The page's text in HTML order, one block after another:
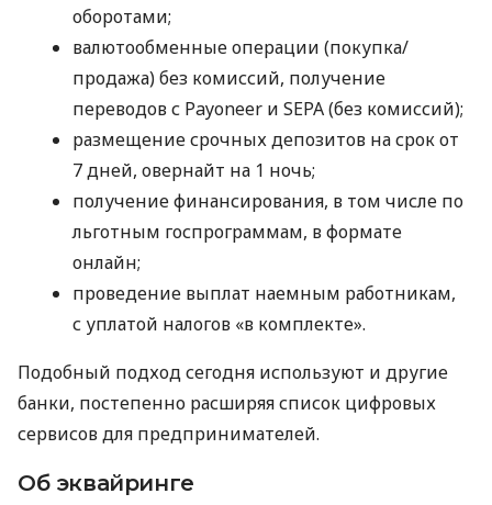
оборотами;
валютообменные операции (покупка/
продажа) без комиссий, получение
переводов с Payoneer и SEPA (без комиссий);
размещение срочных депозитов на срок от
7 дней, овернайт на 1 ночь;
получение финансирования, в том числе по
льготным госпрограммам, в формате
онлайн;
проведение выплат наемным работникам,
с уплатой налогов «в комплекте».
Подобный подход сегодня используют и другие
банки, постепенно расширяя список цифровых
сервисов для предпринимателей.
Об эквайринге